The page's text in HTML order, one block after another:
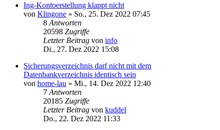
Ing-Kontoerstellung klappt nicht
von Klingone » So., 25. Dez 2022 07:45
8 Antworten
20598 Zugriffe
Letzter Beitrag von info
Di., 27. Dez 2022 15:08
Sicherungsverzeichnis darf nicht mit dem
Datenbankverzeichnis identisch sein
von home-lau » Mi., 14. Dez 2022 12:40
7 Antworten
20185 Zugriffe
Letzter Beitrag von kuddel
Do., 22. Dez 2022 11:33